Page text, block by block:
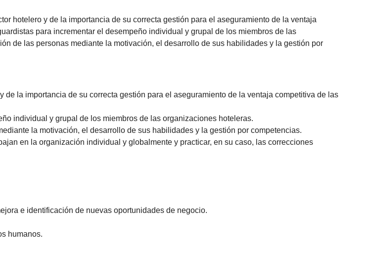
hotelero y de la importancia de su correcta gestión para el aseguramiento de la ventaja
para incrementar el desempeño individual y grupal de los miembros de las
de las personas mediante la motivación, el desarrollo de sus habilidades y la gestión por
la importancia de su correcta gestión para el aseguramiento de la ventaja competitiva de las
individual y grupal de los miembros de las organizaciones hoteleras.
la motivación, el desarrollo de sus habilidades y la gestión por competencias.
en la organización individual y globalmente y practicar, en su caso, las correcciones
e identificación de nuevas oportunidades de negocio.
humanos.